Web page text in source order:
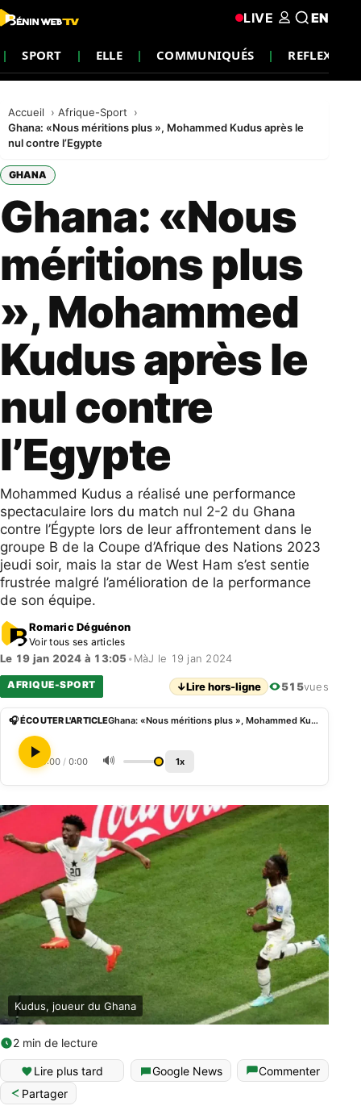
SPORT ELLE COMMUNIQUÉS REFLEXION
LIVE EN
Accueil
Afrique-Sport
Ghana: «Nous méritions plus », Mohammed Kudus après le
nul contre l’Egypte
GHANA
Ghana: «Nous
méritions plus
», Mohammed
Kudus après le
nul contre
l’Egypte
Mohammed Kudus a réalisé une performance
spectaculaire lors du match nul 2-2 du Ghana
contre l’Égypte lors de leur affrontement dans le
groupe B de la Coupe d’Afrique des Nations 2023
jeudi soir, mais la star de West Ham s’est sentie
frustrée malgré l’amélioration de la performance
de son équipe.
Romaric Déguénon
Voir tous ses articles
Le 19 jan 2024 à 13:05 • MàJ le 19 jan 2024
AFRIQUE-SPORT ↓Lire hors-ligne 515vues
🎧 ÉCOUTER L'ARTICLE Ghana: «Nous méritions plus », Mohammed Kudus après le nul contre l’Egypte
0:00 / 0:00 🔊 1x
Kudus, joueur du Ghana
2 min de lecture
Lire plus tard Google News
Commenter
Partager